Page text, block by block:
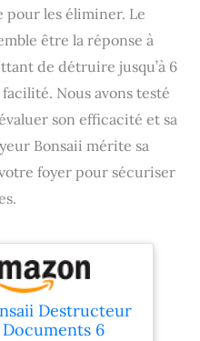
pour les éliminer. Le
être la réponse à
de détruire jusqu’à 6
Nous avons testé
son efficacité et sa
Bonsaii mérite sa
foyer pour sécuriser
Destructeur
6